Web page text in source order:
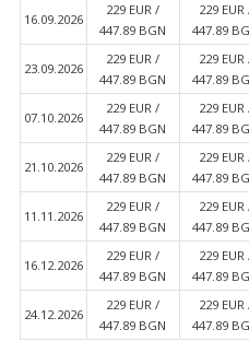
16.09.2026
229 EUR ∕
447.89 BGN
229 EUR
447.89
23.09.2026
229 EUR ∕
447.89 BGN
229 EUR
447.89
07.10.2026
229 EUR ∕
447.89 BGN
229 EUR
447.89
21.10.2026
229 EUR ∕
447.89 BGN
229 EUR
447.89
11.11.2026
229 EUR ∕
447.89 BGN
229 EUR
447.89
16.12.2026
229 EUR ∕
447.89 BGN
229 EUR
447.89
24.12.2026
229 EUR ∕
447.89 BGN
229 EUR
447.89